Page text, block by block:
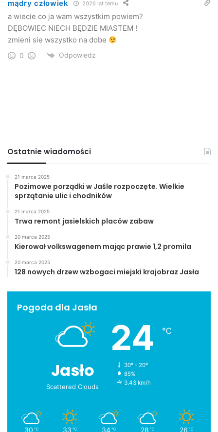
mądry człowiek 2026 lat temu
a wiecie co ja wam wszystkim powiem?
DĘBOWIEC NIECH BĘDZIE MIASTEM !
zmieni sie wszystko na dobe
0 Odpowiedz
Ostatnie wiadomości
21 marca 2025
Pozimowe porządki w Jaśle rozpoczęte. Wielkie
sprzątanie ulic i chodników
21 marca 2025
Trwa remont jasielskich placów zabaw
20 marca 2025
Kierował volkswagenem mając prawie 1,2 promila
20 marca 2025
128 nowych drzew wzbogaci miejski krajobraz Jasła
Pogoda dla Jasła
Jasło
Scattered Clouds
24 ℃
30º - 20º
85%
3.43 km/h
30 ℃ 33 ℃ 34 ℃ 28 ℃ 26 ℃